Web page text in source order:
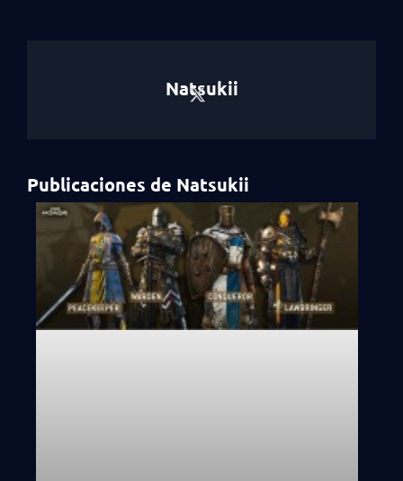
Publicaciones de Natsukii
Natsukii